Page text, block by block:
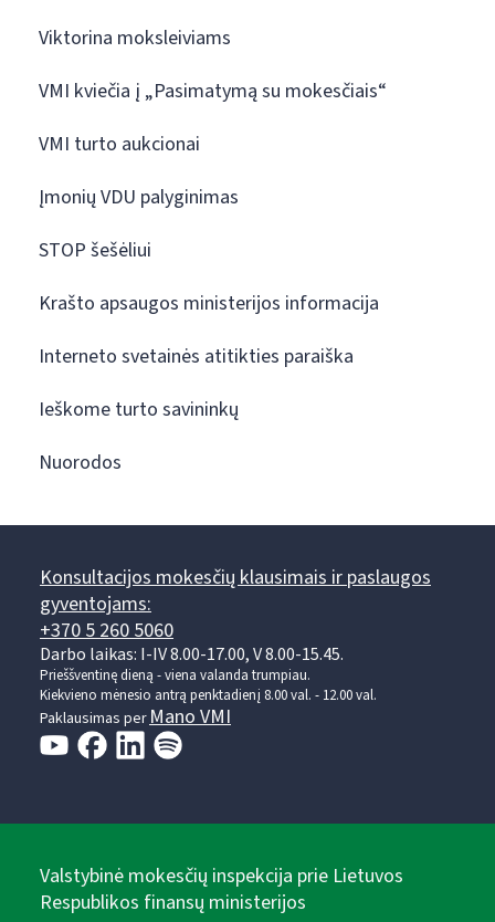
Viktorina moksleiviams
VMI kviečia į „Pasimatymą su mokesčiais“
VMI turto aukcionai
Įmonių VDU palyginimas
STOP šešėliui
Krašto apsaugos ministerijos informacija
Interneto svetainės atitikties paraiška
Ieškome turto savininkų
Nuorodos
Konsultacijos mokesčių klausimais ir paslaugos
gyventojams:
+370 5 260 5060
Darbo laikas: I-IV 8.00-17.00, V 8.00-15.45.
Prieššventinę dieną - viena valanda trumpiau.
Kiekvieno mėnesio antrą penktadienį 8.00 val. - 12.00 val.
Paklausimas perMano VMI
Valstybinė mokesčių inspekcija prie Lietuvos
Respublikos finansų ministerijos